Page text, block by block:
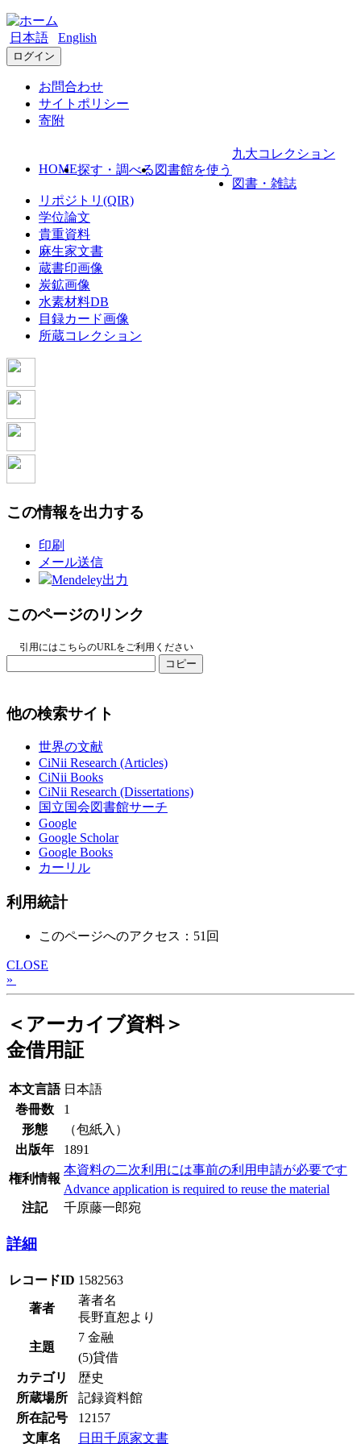
日本語 English
ログイン
お問合わせ
サイトポリシー
寄附
HOME探す・調べる 図書館を使う
九大コレクション
図書・雑誌
リポジトリ(QIR)
学位論文
貴重資料
麻生家文書
蔵書印画像
炭鉱画像
水素材料DB
目録カード画像
所蔵コレクション
この情報を出力する
印刷
メール送信
Mendeley出力
このページのリンク
引用にはこちらのURLをご利用ください
コピー
他の検索サイト
世界の文献
CiNii Research (Articles)
CiNii Books
CiNii Research (Dissertations)
国立国会図書館サーチ
Google
Google Scholar
Google Books
カーリル
利用統計
このページへのアクセス：51回
CLOSE
»
＜アーカイブ資料＞
金借用証
本文言語 日本語
巻冊数
1
形態
（包紙入）
出版年
1891
権利情報
本資料の二次利用には事前の利用申請が必要です
Advance application is required to reuse the material
注記
千原藤一郎宛
詳細
レコードID 1582563
著者
著者名
長野直恕より
主題
7 金融
(5)貸借
カテゴリ
歴史
所蔵場所
記録資料館
所在記号
12157
文庫名
日田千原家文書